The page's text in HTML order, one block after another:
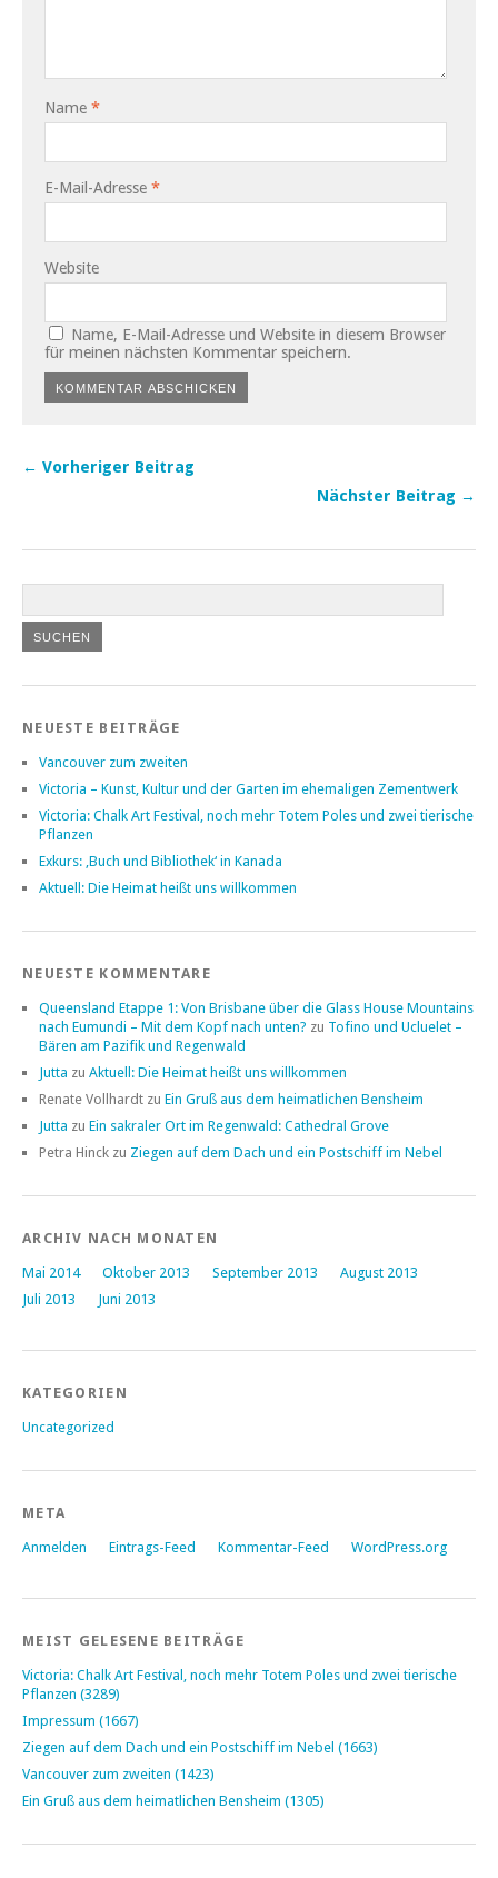
Name *
E-Mail-Adresse *
Website
Name, E-Mail-Adresse und Website in diesem Browser
für meinen nächsten Kommentar speichern.
← Vorheriger Beitrag
Nächster Beitrag →
NEUESTE BEITRÄGE
Vancouver zum zweiten
Victoria – Kunst, Kultur und der Garten im ehemaligen Zementwerk
Victoria: Chalk Art Festival, noch mehr Totem Poles und zwei tierische
Pflanzen
Exkurs: ‚Buch und Bibliothek‘ in Kanada
Aktuell: Die Heimat heißt uns willkommen
NEUESTE KOMMENTARE
Queensland Etappe 1: Von Brisbane über die Glass House Mountains
nach Eumundi – Mit dem Kopf nach unten? zu Tofino und Ucluelet –
Bären am Pazifik und Regenwald
Jutta zu Aktuell: Die Heimat heißt uns willkommen
Renate Vollhardt zu Ein Gruß aus dem heimatlichen Bensheim
Jutta zu Ein sakraler Ort im Regenwald: Cathedral Grove
Petra Hinck zu Ziegen auf dem Dach und ein Postschiff im Nebel
ARCHIV NACH MONATEN
Mai 2014 Oktober 2013 September 2013
August 2013
Juli 2013
Juni 2013
KATEGORIEN
Uncategorized
META
Anmelden Eintrags-Feed Kommentar-Feed WordPress.org
MEIST GELESENE BEITRÄGE
Victoria: Chalk Art Festival, noch mehr Totem Poles und zwei tierische
Pflanzen (3289)
Impressum (1667)
Ziegen auf dem Dach und ein Postschiff im Nebel (1663)
Vancouver zum zweiten (1423)
Ein Gruß aus dem heimatlichen Bensheim (1305)